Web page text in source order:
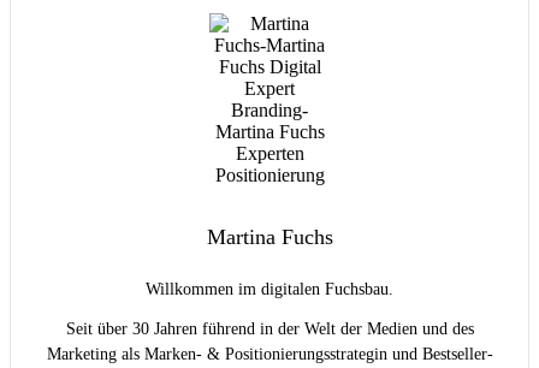
Martina Fuchs
Willkommen im digitalen Fuchsbau.
Seit über 30 Jahren führend in der Welt der Medien und des
Marketing als Marken- & Positionierungsstrategin und Bestseller-